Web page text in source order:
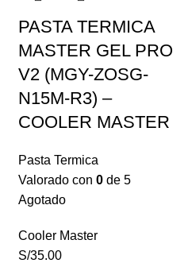
PASTA TERMICA
MASTER GEL PRO
V2 (MGY-ZOSG-
N15M-R3) –
COOLER MASTER
Pasta Termica
Valorado con 0 de 5
Agotado
Cooler Master
S/35.00